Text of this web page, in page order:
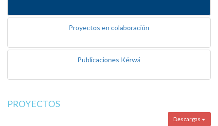
Proyectos en colaboración
Publicaciones Kérwá
PROYECTOS
Descargas